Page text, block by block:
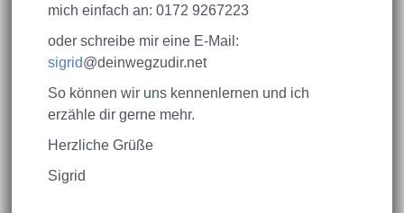
mich einfach an: 0172 9267223
oder schreibe mir eine E-Mail:
sigrid@deinwegzudir.net
So können wir uns kennenlernen und ich
erzähle dir gerne mehr.
Herzliche Grüße
Sigrid